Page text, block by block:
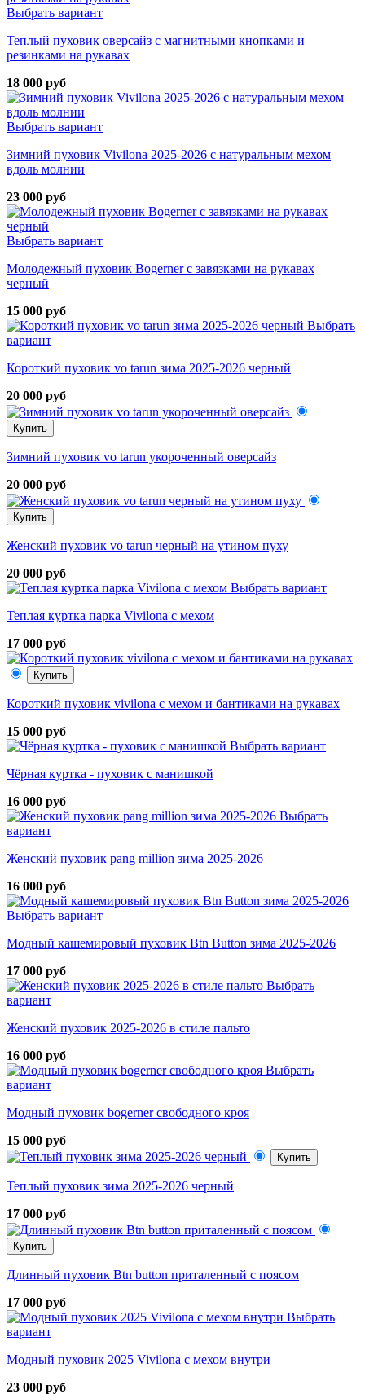
Выбрать вариант
Теплый пуховик оверсайз с магнитными кнопками и
резинками на рукавах
18 000 руб
Выбрать вариант
Зимний пуховик Vivilona 2025-2026 с натуральным мехом
вдоль молнии
23 000 руб
Выбрать вариант
Молодежный пуховик Bogerner с завязками на рукавах
черный
15 000 руб
Выбрать
вариант
Короткий пуховик vo tarun зима 2025-2026 черный
20 000 руб
Купить
Зимний пуховик vo tarun укороченный оверсайз
20 000 руб
Купить
Женский пуховик vo tarun черный на утином пуху
20 000 руб
Выбрать вариант
Теплая куртка парка Vivilona с мехом
17 000 руб
Купить
Короткий пуховик vivilona с мехом и бантиками на рукавах
15 000 руб
Выбрать вариант
Чёрная куртка - пуховик с манишкой
16 000 руб
Выбрать
вариант
Женский пуховик pang million зима 2025-2026
16 000 руб
Выбрать вариант
Модный кашемировый пуховик Btn Button зима 2025-2026
17 000 руб
Выбрать
вариант
Женский пуховик 2025-2026 в стиле пальто
16 000 руб
Выбрать
вариант
Модный пуховик bogerner свободного кроя
15 000 руб
Купить
Теплый пуховик зима 2025-2026 черный
17 000 руб
Купить
Длинный пуховик Btn button приталенный с поясом
17 000 руб
Выбрать
вариант
Модный пуховик 2025 Vivilona с мехом внутри
23 000 руб